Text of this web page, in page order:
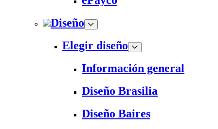
Diseño
Elegir diseño
Información general
Diseño Brasilia
Diseño Baires